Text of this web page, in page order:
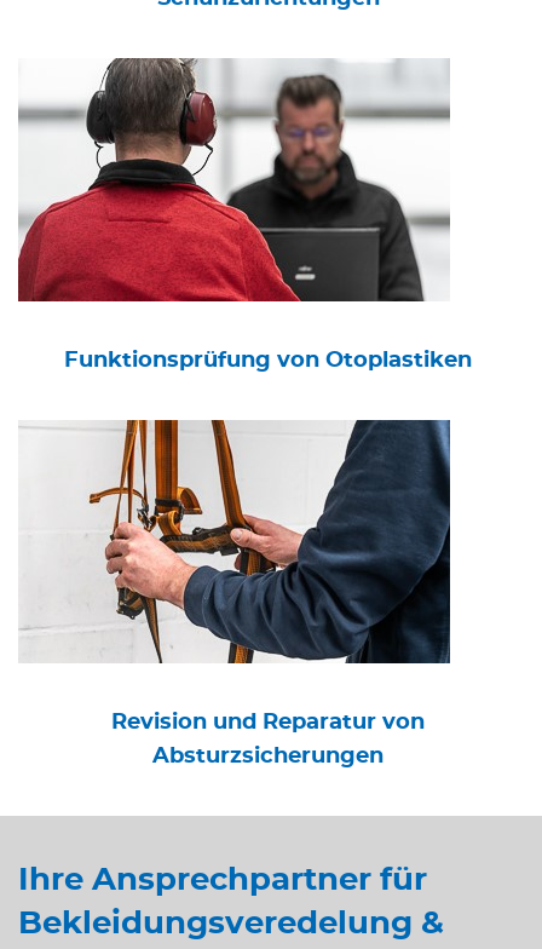
Funktionsprüfung von Otoplastiken
Revision und Reparatur von
Absturzsicherungen
Ihre Ansprechpartner für
Bekleidungsveredelung &